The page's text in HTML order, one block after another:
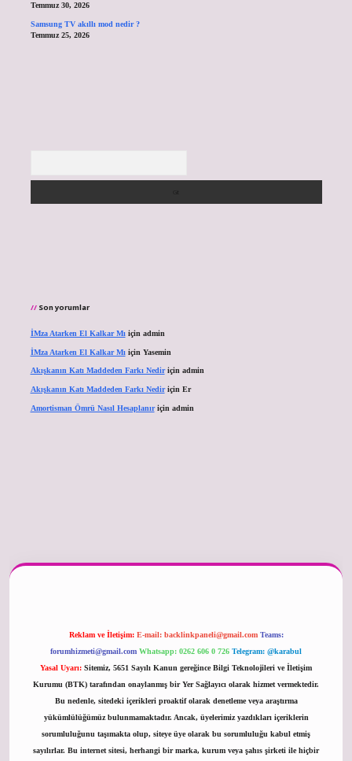
Temmuz 30, 2026
Samsung TV akıllı mod nedir ?
Temmuz 25, 2026
Son yorumlar
İMza Atarken El Kalkar Mıiçin admin
İMza Atarken El Kalkar Mıiçin Yasemin
Akışkanın Katı Maddeden Farkı Nediriçin admin
Akışkanın Katı Maddeden Farkı Nediriçin Er
Amortisman Ömrü Nasıl Hesaplanıriçin admin
Reklam ve İletişim: E-mail: backlinkpaneli@gmail.com Teams:
forumhizmeti@gmail.com Whatsapp: 0262 606 0 726 Telegram: @karabul
Yasal Uyarı: Sitemiz, 5651 Sayılı Kanun gereğince Bilgi Teknolojileri ve İletişim
Kurumu (BTK) tarafından onaylanmış bir Yer Sağlayıcı olarak hizmet vermektedir.
Bu nedenle, sitedeki içerikleri proaktif olarak denetleme veya araştırma
yükümlülüğümüz bulunmamaktadır. Ancak, üyelerimiz yazdıkları içeriklerin
sorumluluğunu taşımakta olup, siteye üye olarak bu sorumluluğu kabul etmiş
sayılırlar. Bu internet sitesi, herhangi bir marka, kurum veya şahıs şirketi ile hiçbir